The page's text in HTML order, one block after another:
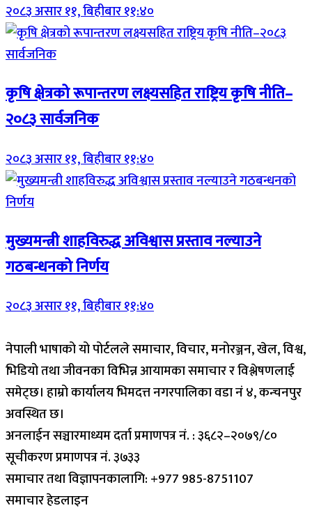
२०८३ असार ११, बिहीबार ११:४०
कृषि क्षेत्रको रूपान्तरण लक्ष्यसहित राष्ट्रिय कृषि नीति–
२०८३ सार्वजनिक
२०८३ असार ११, बिहीबार ११:४०
मुख्यमन्त्री शाहविरुद्ध अविश्वास प्रस्ताव नल्याउने
गठबन्धनको निर्णय
२०८३ असार ११, बिहीबार ११:४०
नेपाली भाषाको यो पोर्टलले समाचार, विचार, मनोरञ्जन, खेल, विश्व,
भिडियो तथा जीवनका विभिन्न आयामका समाचार र विश्लेषणलाई
समेट्छ। हाम्रो कार्यालय भिमदत्त नगरपालिका वडा नं ४, कन्चनपुर
अवस्थित छ।
अनलाईन सञ्चारमाध्यम दर्ता प्रमाणपत्र नं. : ३६८२–२०७९/८०
सूचीकरण प्रमाणपत्र नं. ३७३३
समाचार तथा विज्ञापनकालागि: +977 985-8751107
समाचार हेडलाइन